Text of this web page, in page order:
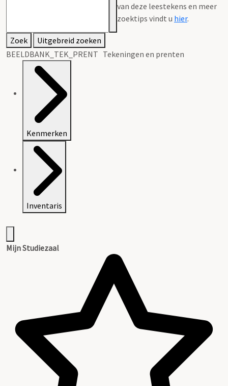
van deze leestekens en meer
zoektips vindt u hier.
Zoek
Uitgebreid zoeken
BEELDBANK_TEK_PRENT Tekeningen en prenten
Kenmerken
Inventaris
Mijn Studiezaal